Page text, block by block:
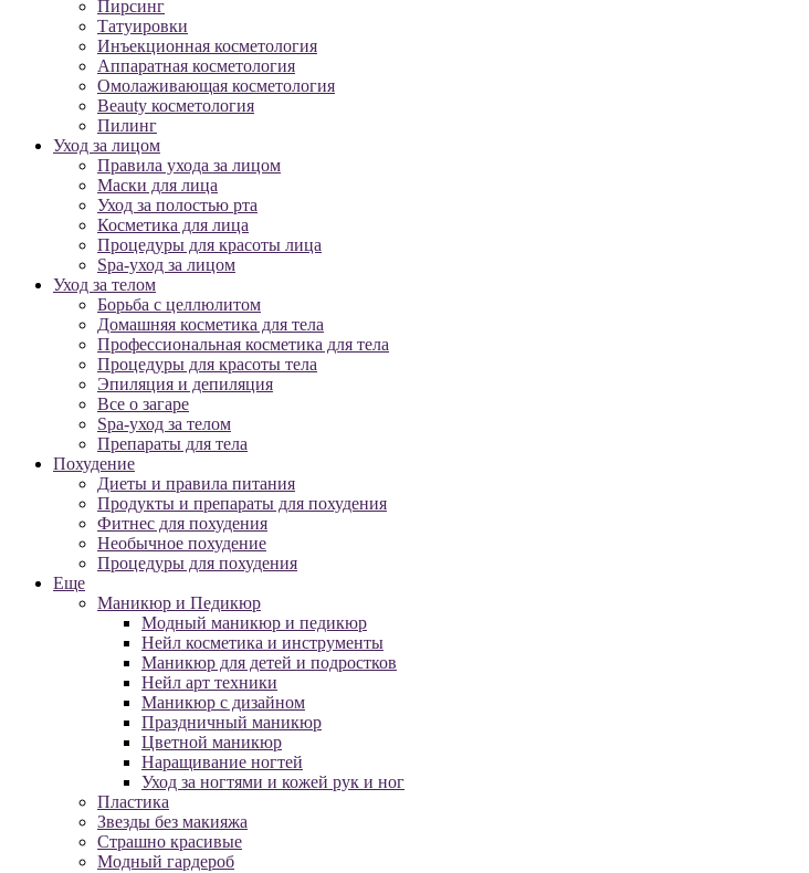
Пирсинг
Татуировки
Инъекционная косметология
Аппаратная косметология
Омолаживающая косметология
Beauty косметология
Пилинг
Уход за лицом
Правила ухода за лицом
Маски для лица
Уход за полостью рта
Косметика для лица
Процедуры для красоты лица
Spa-уход за лицом
Уход за телом
Борьба с целлюлитом
Домашняя косметика для тела
Профессиональная косметика для тела
Процедуры для красоты тела
Эпиляция и депиляция
Все о загаре
Spa-уход за телом
Препараты для тела
Похудение
Диеты и правила питания
Продукты и препараты для похудения
Фитнес для похудения
Необычное похудение
Процедуры для похудения
Еще
Маникюр и Педикюр
Модный маникюр и педикюр
Нейл косметика и инструменты
Маникюр для детей и подростков
Нейл арт техники
Маникюр с дизайном
Праздничный маникюр
Цветной маникюр
Наращивание ногтей
Уход за ногтями и кожей рук и ног
Пластика
Звезды без макияжа
Страшно красивые
Модный гардероб